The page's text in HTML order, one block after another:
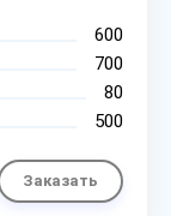
600
700
80
500
Заказать